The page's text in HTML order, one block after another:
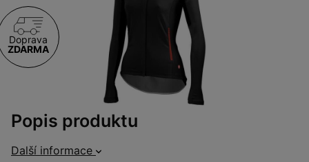
Doprava
ZDARMA
Popis produktu
Další informace